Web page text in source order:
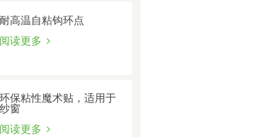
耐高温自粘钩环点
阅读更多
环保粘性魔术贴，适用于
纱窗
阅读更多